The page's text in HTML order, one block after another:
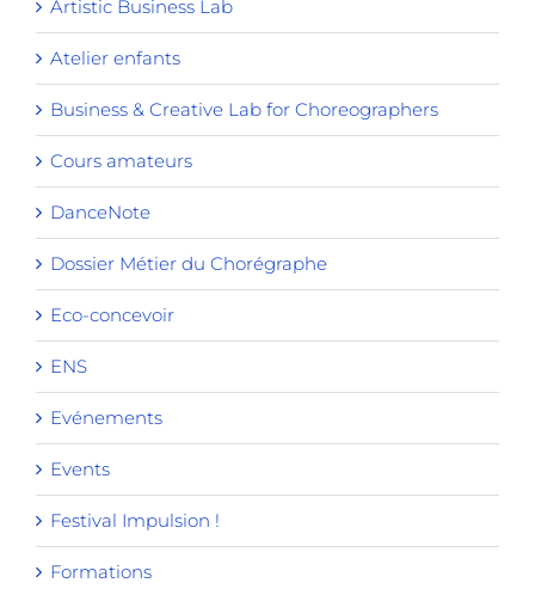
Artistic Business Lab
Atelier enfants
Business & Creative Lab for Choreographers
Cours amateurs
DanceNote
Dossier Métier du Chorégraphe
Eco-concevoir
ENS
Evénements
Events
Festival Impulsion !
Formations